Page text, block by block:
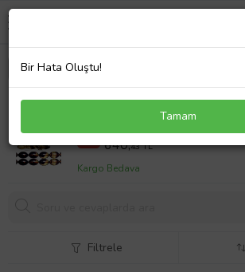
Sertifikalı Sistemli Siyah Şeffaf
Tesbih (Çok Renkli)
%40 1062,02 TL
640,43 TL
Kargo Bedava
Filtrele
Bir Hata Oluştu!
Tamam